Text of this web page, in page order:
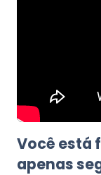
Você está
apenas